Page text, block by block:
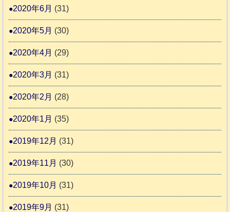
2020年6月 (31)
2020年5月 (30)
2020年4月 (29)
2020年3月 (31)
2020年2月 (28)
2020年1月 (35)
2019年12月 (31)
2019年11月 (30)
2019年10月 (31)
2019年9月 (31)